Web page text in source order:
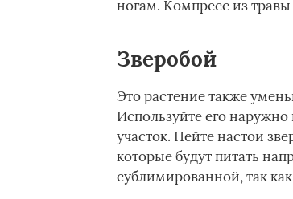
ногам. Компресс из
Зверобой
Это растение также
Используйте его
участок. Пейте настои
которые будут питать
сублимированной, так